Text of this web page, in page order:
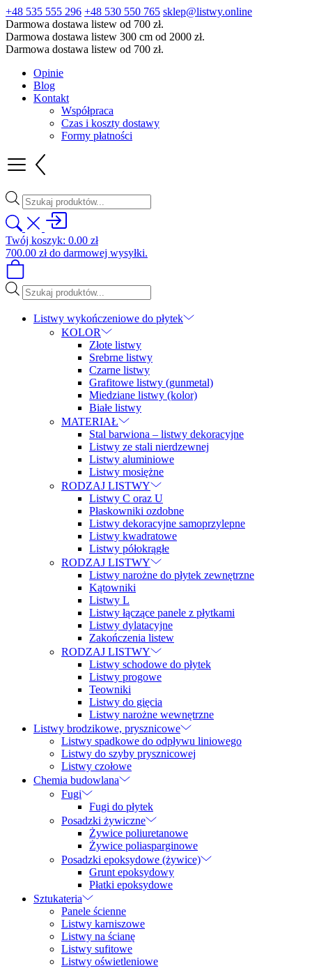
+48 535 555 296 +48 530 550 765 sklep@listwy.online
Darmowa dostawa listew od 700 zł.
Darmowa dostawa listew 300 cm od 2000 zł.
Darmowa dostawa listew od 700 zł.
Opinie
Blog
Kontakt
Współpraca
Czas i koszty dostawy
Formy płatności
Wyszukiwarka
produktów
Twój koszyk: 0.00 zł
700.00 złdo darmowej wysyłki.
Wyszukiwarka
produktów
Listwy wykończeniowe do płytek
KOLOR
Złote listwy
Srebrne listwy
Czarne listwy
Grafitowe listwy (gunmetal)
Miedziane listwy (kolor)
Białe listwy
MATERIAŁ
Stal barwiona – listwy dekoracyjne
Listwy ze stali nierdzewnej
Listwy aluminiowe
Listwy mosiężne
RODZAJ LISTWY
Listwy C oraz U
Płaskowniki ozdobne
Listwy dekoracyjne samoprzylepne
Listwy kwadratowe
Listwy półokrągłe
RODZAJ LISTWY
Listwy narożne do płytek zewnętrzne
Kątowniki
Listwy L
Listwy łączące panele z płytkami
Listwy dylatacyjne
Zakończenia listew
RODZAJ LISTWY
Listwy schodowe do płytek
Listwy progowe
Teowniki
Listwy do gięcia
Listwy narożne wewnętrzne
Listwy brodzikowe, prysznicowe
Listwy spadkowe do odpływu liniowego
Listwy do szyby prysznicowej
Listwy czołowe
Chemia budowlana
Fugi
Fugi do płytek
Posadzki żywiczne
Żywice poliuretanowe
Żywice poliasparginowe
Posadzki epoksydowe (żywice)
Grunt epoksydowy
Płatki epoksydowe
Sztukateria
Panele ścienne
Listwy karniszowe
Listwy na ścianę
Listwy sufitowe
Listwy oświetleniowe